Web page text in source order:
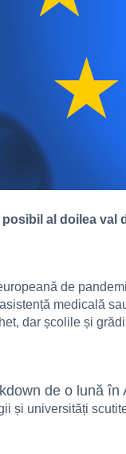
al doilea
de
medicală
dar școlile și
de o lună în
și universități